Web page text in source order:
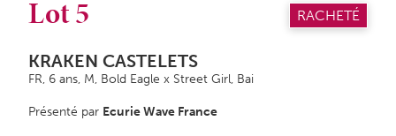
Lot 5 RACHETÉ
KRAKEN CASTELETS
FR, 6 ans, M, Bold Eagle x Street Girl, Bai
Présenté par Ecurie Wave France